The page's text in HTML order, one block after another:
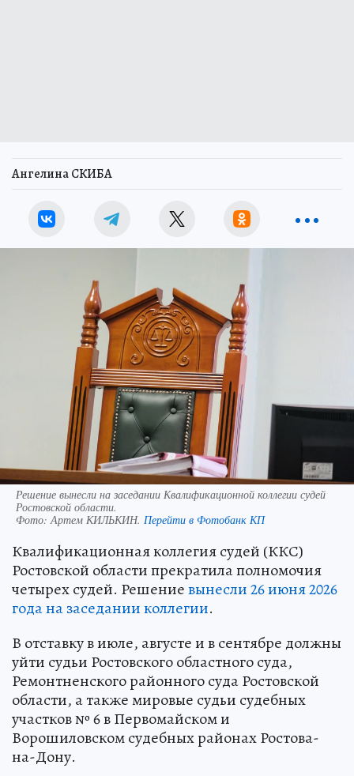
Ангелина СКИБА
Решение вынесли на заседании Квалификационной коллегии судей
Ростовской области.
Фото:Артем КИЛЬКИН. Перейти в Фотобанк КП
Квалификационная коллегия судей (ККС)
Ростовской области прекратила полномочия
четырех судей. Решениевынесли 26 июня 2026
года на заседании коллегии.
В отставку в июле, августе и в сентябре должны
уйти судьи Ростовского областного суда,
Ремонтненского районного суда Ростовской
области, а также мировые судьи судебных
участков № 6 в Первомайском и
Ворошиловском судебных районах Ростова-
на-Дону.